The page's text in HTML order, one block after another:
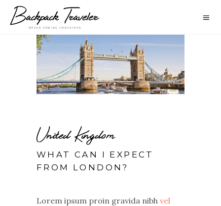
United Kingdom
WHAT CAN I EXPECT
FROM LONDON?
Lorem ipsum proin gravida nibh vel